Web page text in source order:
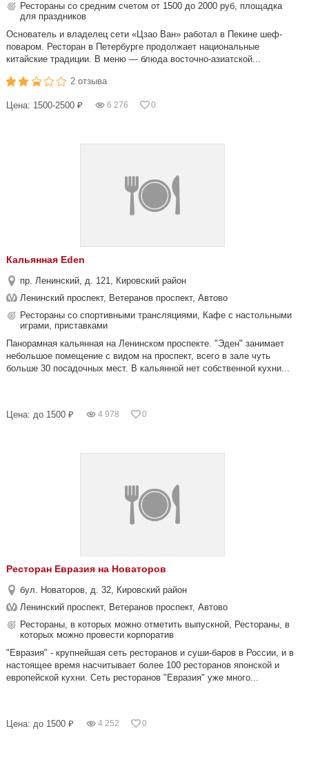
Рестораны со средним счетом от 1500 до 2000 руб, площадка
для праздников
Основатель и владелец сети «Цзао Ван» работал в Пекине шеф-
поваром. Ресторан в Петербурге продолжает национальные
китайские традиции. В меню — блюда восточно-азиатской...
2 отзыва
Цена: 1500-2500 ₽ 6 276 0
Кальянная Eden
пр. Ленинский, д. 121, Кировский район
Ленинский проспект, Ветеранов проспект, Автово
Рестораны со спортивными трансляциями, Кафе с настольными
играми, приставками
Панорамная кальянная на Ленинском проспекте. "Эден" занимает
небольшое помещение с видом на проспект, всего в зале чуть
больше 30 посадочных мест. В кальянной нет собственной кухни...
Цена: до 1500 ₽ 4 978 0
Ресторан Евразия на Новаторов
бул. Новаторов, д. 32, Кировский район
Ленинский проспект, Ветеранов проспект, Автово
Рестораны, в которых можно отметить выпускной, Рестораны, в
которых можно провести корпоратив
"Евразия" - крупнейшая сеть ресторанов и суши-баров в России, и в
настоящее время насчитывает более 100 ресторанов японской и
европейской кухни. Сеть ресторанов "Евразия" уже много...
Цена: до 1500 ₽ 4 252 0